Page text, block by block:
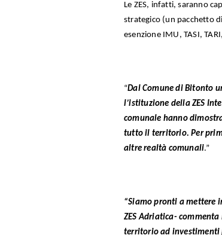
Le ZES, infatti, saranno
strategico (un pacchetto
esenzione IMU, TASI,
“Dal Comune di Bitonto
l’istituzione della ZES
comunale hanno
tutto il territorio. Per
altre realtà comunali.”
“Siamo pronti a mettere
ZES Adriatica-
territorio ad investimenti